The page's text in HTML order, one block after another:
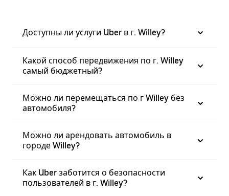
Доступны ли услуги Uber в г. Willey?
Какой способ передвижения по г. Willey
самый бюджетный?
Можно ли перемещаться по г Willey без
автомобиля?
Можно ли арендовать автомобиль в
городе Willey?
Как Uber заботится о безопасности
пользователей в г. Willey?